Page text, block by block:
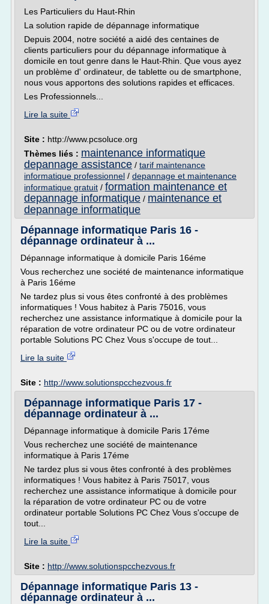
Les Particuliers du Haut-Rhin
La solution rapide de dépannage informatique
Depuis 2004, notre société a aidé des centaines de
clients particuliers pour du dépannage informatique à
domicile en tout genre dans le Haut-Rhin. Que vous ayez
un problème d' ordinateur, de tablette ou de smartphone,
nous vous apportons des solutions rapides et efficaces.
Les Professionnels...
Lire la suite
Site : http://www.pcsoluce.org
Thèmes liés : maintenance informatique
depannage assistance / tarif maintenance
informatique professionnel / depannage et maintenance
informatique gratuit / formation maintenance et
depannage informatique / maintenance et
depannage informatique
Dépannage informatique Paris 16 -
dépannage ordinateur à ...
Dépannage informatique à domicile Paris 16éme
Vous recherchez une société de maintenance informatique
à Paris 16éme
Ne tardez plus si vous êtes confronté à des problèmes
informatiques ! Vous habitez à Paris 75016, vous
recherchez une assistance informatique à domicile pour la
réparation de votre ordinateur PC ou de votre ordinateur
portable Solutions PC Chez Vous s'occupe de tout...
Lire la suite
Site : http://www.solutionspcchezvous.fr
Dépannage informatique Paris 17 -
dépannage ordinateur à ...
Dépannage informatique à domicile Paris 17éme
Vous recherchez une société de maintenance
informatique à Paris 17éme
Ne tardez plus si vous êtes confronté à des problèmes
informatiques ! Vous habitez à Paris 75017, vous
recherchez une assistance informatique à domicile pour
la réparation de votre ordinateur PC ou de votre
ordinateur portable Solutions PC Chez Vous s'occupe de
tout...
Lire la suite
Site : http://www.solutionspcchezvous.fr
Dépannage informatique Paris 13 -
dépannage ordinateur à ...